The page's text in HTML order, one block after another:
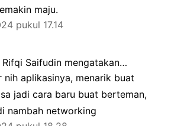
maju.
pukul 17.14
Saifudin mengatakan…
nih aplikasinya, menarik buat
jadi cara baru buat berteman,
nambah networking